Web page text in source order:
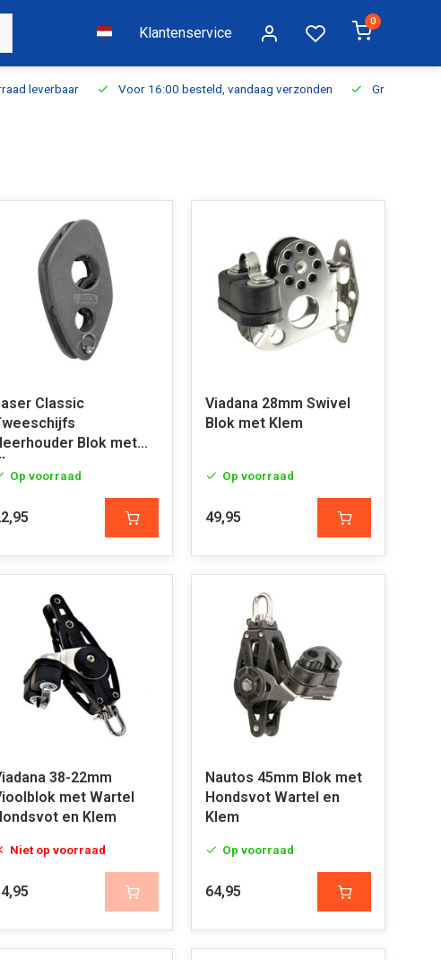
Klantenservice
0
leverbaar Voor 16:00 besteld, vandaag verzonden Gratis
Classic
Blok met
Op voorraad
Viadana 28mm Swivel
Blok met Klem
Op voorraad
49,95
38-22mm
met Wartel
en Klem
Niet op voorraad
Nautos 45mm Blok met
Hondsvot Wartel en
Klem
Op voorraad
64,95